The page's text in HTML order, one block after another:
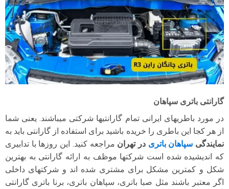
گارانتی باتری سپاهان
در مورد باطریهای ایرانی تمام گارانتیها شرکتی میباشند. یعنی شما
از هر کجا این باطری را خریده باشید برای استفاده از گارانتی باید به
نمایندگی سپاهان باتری در تهران مراجعه کنید. این روزها با تدابیری
که اندیشیده شده است شرکتها موظف به ارائه گارانتی به بهترین
شکل و کمترین مشکل برای مشتری شده اند و شرکتهای داخلی
اگر معتبر باشند مثل صبا باتری، سپاهان باتری، برنا باتری گارانتی